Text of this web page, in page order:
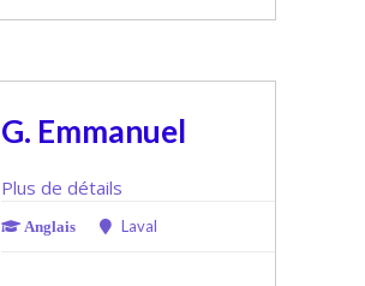
G. Emmanuel
Plus de détails
Anglais Laval